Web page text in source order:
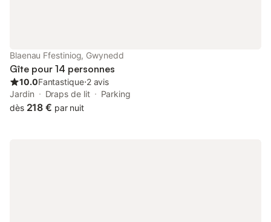
Blaenau Ffestiniog, Gwynedd
Gîte pour 14 personnes
10.0Fantastique⋅2 avis
Jardin
Draps de lit
Parking
dès 218 € par nuit